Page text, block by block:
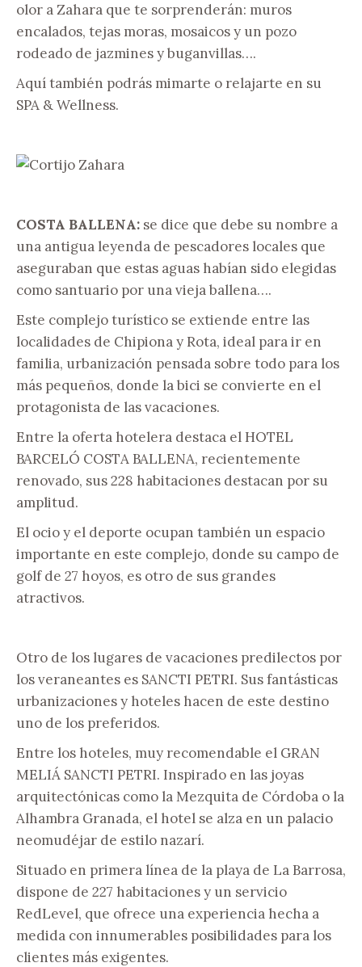
olor a Zahara que te sorprenderán: muros
encalados, tejas moras, mosaicos y un pozo
rodeado de jazmines y buganvillas….
Aquí también podrás mimarte o relajarte en su
SPA & Wellness.
COSTA BALLENA: se dice que debe su nombre a
una antigua leyenda de pescadores locales que
aseguraban que estas aguas habían sido elegidas
como santuario por una vieja ballena….
Este complejo turístico se extiende entre las
localidades de Chipiona y Rota, ideal para ir en
familia, urbanización pensada sobre todo para los
más pequeños, donde la bici se convierte en el
protagonista de las vacaciones.
Entre la oferta hotelera destaca el HOTEL
BARCELÓ COSTA BALLENA, recientemente
renovado, sus 228 habitaciones destacan por su
amplitud.
El ocio y el deporte ocupan también un espacio
importante en este complejo, donde su campo de
golf de 27 hoyos, es otro de sus grandes
atractivos.
Otro de los lugares de vacaciones predilectos por
los veraneantes es SANCTI PETRI. Sus fantásticas
urbanizaciones y hoteles hacen de este destino
uno de los preferidos.
Entre los hoteles, muy recomendable el GRAN
MELIÁ SANCTI PETRI. Inspirado en las joyas
arquitectónicas como la Mezquita de Córdoba o la
Alhambra Granada, el hotel se alza en un palacio
neomudéjar de estilo nazarí.
Situado en primera línea de la playa de La Barrosa,
dispone de 227 habitaciones y un servicio
RedLevel, que ofrece una experiencia hecha a
medida con innumerables posibilidades para los
clientes más exigentes.